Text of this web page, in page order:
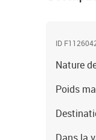
ID
Nature
Poids